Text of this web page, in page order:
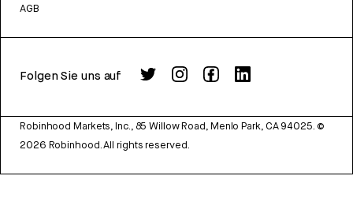
AGB
Folgen Sie uns auf
Robinhood Markets, Inc., 85 Willow Road, Menlo Park, CA 94025. ©
2026 Robinhood. All rights reserved.